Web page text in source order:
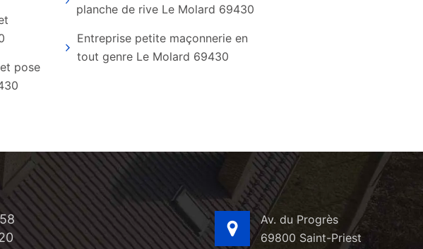
pose
planche de rive Le Molard 69430
Entreprise petite maçonnerie en
tout genre Le Molard 69430
Av. du Progrès
69800 Saint-Priest